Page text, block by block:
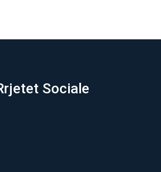
Sociale